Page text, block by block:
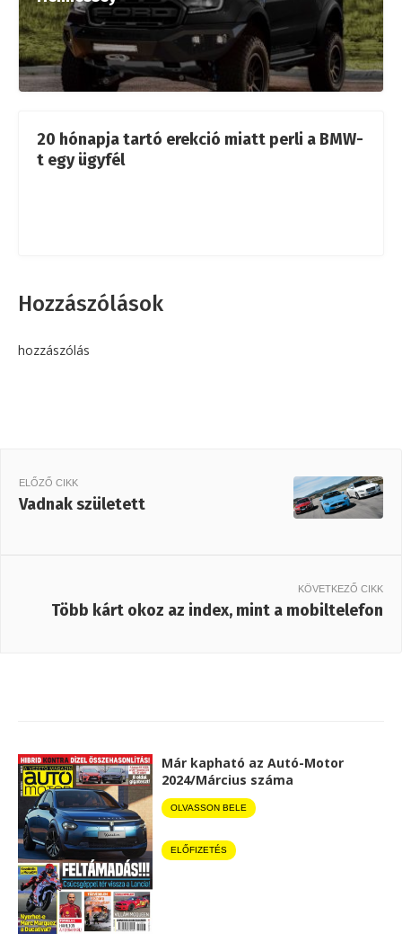
20 hónapja tartó erekció miatt perli a BMW-
t egy ügyfél
Hozzászólások
hozzászólás
ELŐZŐ CIKK
Vadnak született
KÖVETKEZŐ CIKK
Több kárt okoz az index, mint a mobiltelefon
Már kapható az Autó-Motor
2024/Március száma
OLVASSON BELE
ELŐFIZETÉS